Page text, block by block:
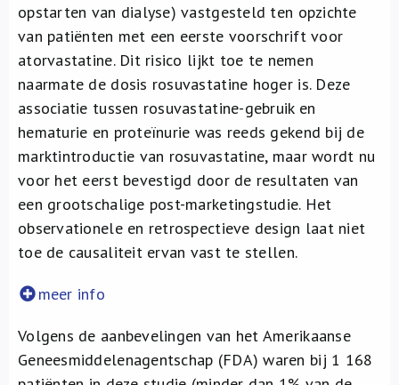
opstarten van dialyse) vastgesteld ten opzichte
van patiënten met een eerste voorschrift voor
atorvastatine. Dit risico lijkt toe te nemen
naarmate de dosis rosuvastatine hoger is. Deze
associatie tussen rosuvastatine-gebruik en
hematurie en proteïnurie was reeds gekend bij de
marktintroductie van rosuvastatine, maar wordt nu
voor het eerst bevestigd door de resultaten van
een grootschalige post-marketingstudie. Het
observationele en retrospectieve design laat niet
toe de causaliteit ervan vast te stellen.
meer info
Volgens de aanbevelingen van het Amerikaanse
Geneesmiddelenagentschap (FDA) waren bij 1 168